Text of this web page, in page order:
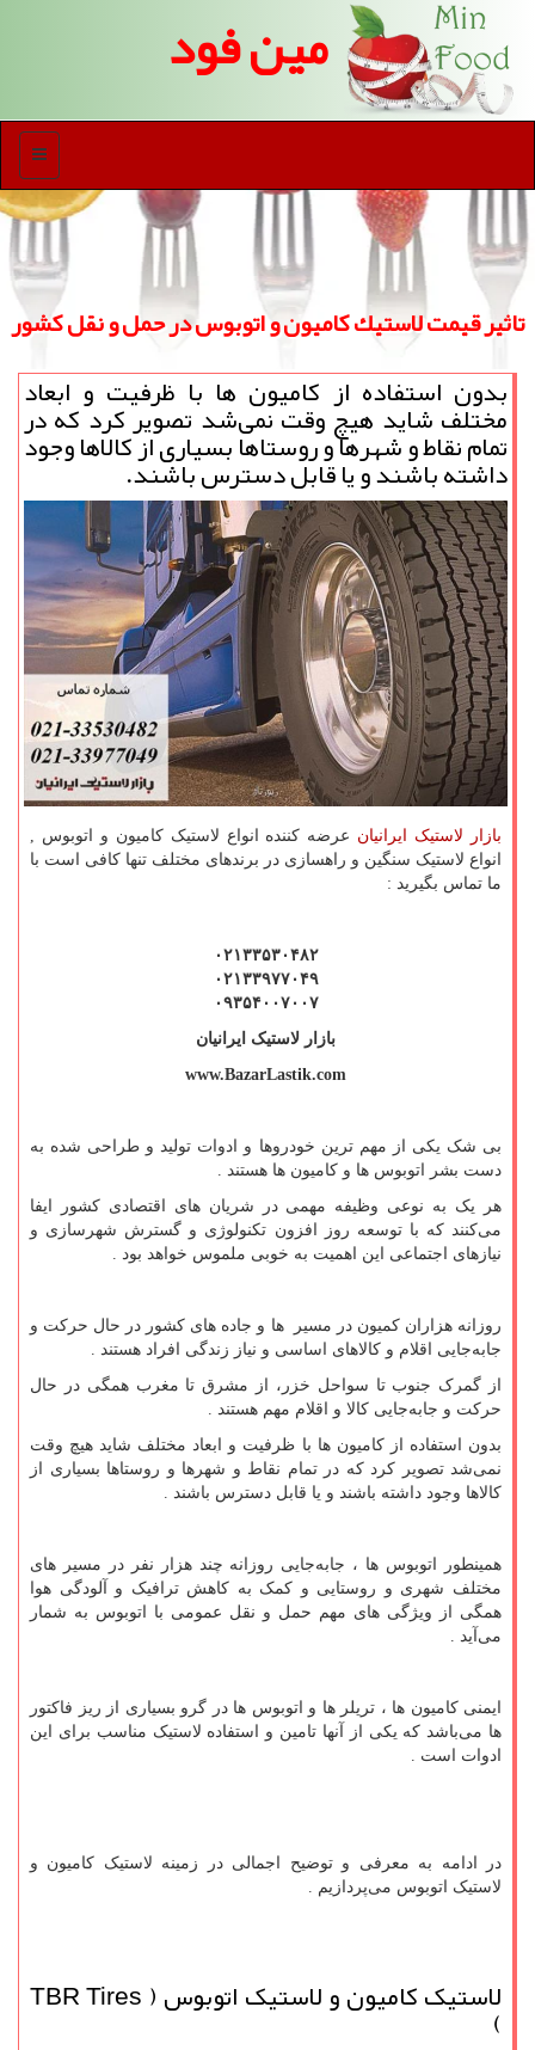
مین فود
منو
تاثیر قیمت لاستیك كامیون و اتوبوس در حمل و نقل كشور
بدون استفاده از كامیون ها با ظرفیت و ابعاد
مختلف شاید هیچ وقت نمی‌شد تصویر كرد كه در
تمام نقاط و شهرها و روستاها بسیاری از كالاها وجود
داشته باشند و یا قابل دسترس باشند.
بازار لاستیک ایرانیان عرضه کننده انواع لاستیک کامیون و اتوبوس ,
انواع لاستیک سنگین و راهسازی در برندهای مختلف تنها کافی است با
ما تماس بگیرید :
۰۲۱۳۳۵۳۰۴۸۲
۰۲۱۳۳۹۷۷۰۴۹
۰۹۳۵۴۰۰۷۰۰۷
بازار لاستیک ایرانیان
www.BazarLastik.com
بی شک یکی از مهم ترین خودروها و ادوات تولید و طراحی شده به
دست بشر اتوبوس ها و کامیون ها هستند .
هر یک به نوعی وظیفه مهمی در شریان های اقتصادی کشور ایفا
می‌کنند که با توسعه روز افزون تکنولوژی و گسترش شهرسازی و
نیازهای اجتماعی این اهمیت به خوبی ملموس خواهد بود .
روزانه هزاران کمیون در مسیر ها و جاده های کشور در حال حرکت و
جابه‌جایی اقلام و کالاهای اساسی و نیاز زندگی افراد هستند .
از گمرک جنوب تا سواحل خزر، از مشرق تا مغرب همگی در حال
حرکت و جابه‌جایی کالا و اقلام مهم هستند .
بدون استفاده از کامیون ها با ظرفیت و ابعاد مختلف شاید هیچ وقت
نمی‌شد تصویر کرد که در تمام نقاط و شهرها و روستاها بسیاری از
کالاها وجود داشته باشند و یا قابل دسترس باشند .
همینطور اتوبوس ها ، جابه‌جایی روزانه چند هزار نفر در مسیر های
مختلف شهری و روستایی و کمک به کاهش ترافیک و آلودگی هوا
همگی از ویژگی های مهم حمل و نقل عمومی با اتوبوس به شمار
می‌آید .
ایمنی کامیون ها ، تریلر ها و اتوبوس ها در گرو بسیاری از ریز فاکتور
ها می‌باشد که یکی از آنها تامین و استفاده لاستیک مناسب برای این
ادوات است .
در ادامه به معرفی و توضیح اجمالی در زمینه لاستیک کامیون و
لاستیک اتوبوس می‌پردازیم .
لاستیک کامیون و لاستیک اتوبوس (TBR Tires
)